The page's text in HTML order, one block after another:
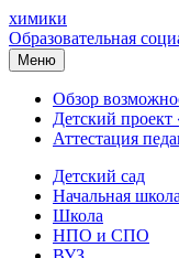
химики
Образовательная
Меню
Обзор
Детский
Аттестация
Детский сад
Начальная школа
Школа
НПО и СПО